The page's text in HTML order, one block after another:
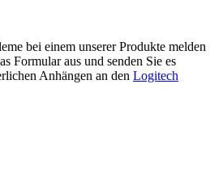
bei einem unserer Produkte melden
Formular aus und senden Sie es
Anhängen an den Logitech